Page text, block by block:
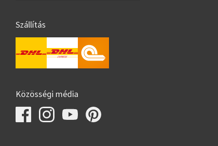
Szállítás
Közösségi média